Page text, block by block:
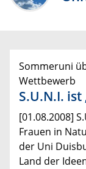
Sommeruni
Wettbewerb
S.U.N.I. ist
[01.08.2008]
Frauen in
der Uni
Land der